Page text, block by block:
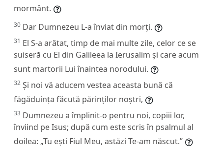
mormânt.
30 Dar Dumnezeu L-a înviat din morți.
31 El S-a arătat, timp de mai multe zile, celor ce se
suiseră cu El din Galileea la Ierusalim și care acum
sunt martorii Lui înaintea norodului.
32 Și noi vă aducem vestea aceasta bună că
făgăduința făcută părinților noștri,
33 Dumnezeu a împlinit-o pentru noi, copiii lor,
înviind pe Isus; după cum este scris în psalmul al
doilea: „Tu ești Fiul Meu, astăzi Te-am născut.”